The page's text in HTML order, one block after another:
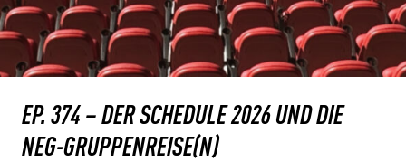
EP. 374 – DER SCHEDULE 2026 UND DIE
NEG-GRUPPENREISE(N)